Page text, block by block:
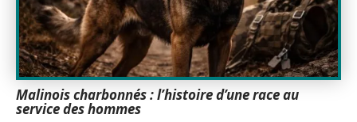
Malinois charbonnés : l’histoire d’une race au
service des hommes